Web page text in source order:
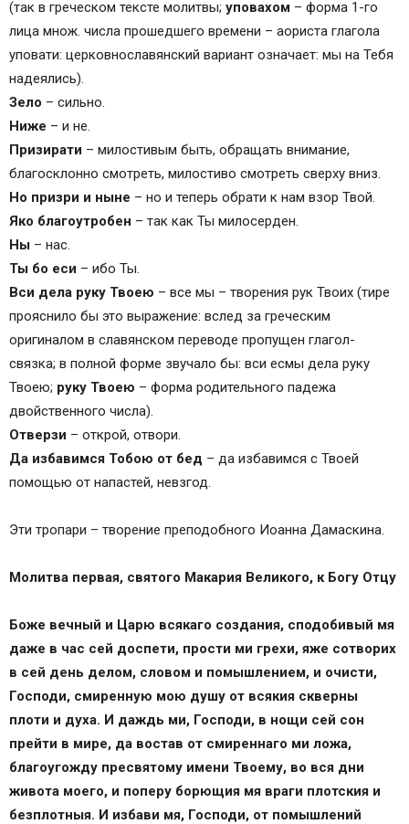
(так в греческом тексте молитвы; уповахом – форма 1-го
лица множ. числа прошедшего времени – аориста глагола
уповати: церковнославянский вариант означает: мы на Тебя
надеялись).
Зело – сильно.
Ниже – и не.
Призирати – милостивым быть, обращать внимание,
благосклонно смотреть, милостиво смотреть сверху вниз.
Но призри и ныне – но и теперь обрати к нам взор Твой.
Яко благоутробен – так как Ты милосерден.
Ны – нас.
Ты бо еси – ибо Ты.
Вси дела руку Твоею – все мы – творения рук Твоих (тире
прояснило бы это выражение: вслед за греческим
оригиналом в славянском переводе пропущен глагол-
связка; в полной форме звучало бы: вси есмы дела руку
Твоею; руку Твоею – форма родительного падежа
двойственного числа).
Отверзи – открой, отвори.
Да избавимся Тобою от бед – да избавимся с Твоей
помощью от напастей, невзгод.
Эти тропари – творение преподобного Иоанна Дамаскина.
Молитва первая, святого Макария Великого, к Богу Отцу
Боже вечный и Царю всякаго создания, сподобивый мя
даже в час сей доспети, прости ми грехи, яже сотворих
в сей день делом, словом и помышлением, и очисти,
Господи, смиренную мою душу от всякия скверны
плоти и духа. И даждь ми, Господи, в нощи сей сон
прейти в мире, да востав от смиреннаго ми ложа,
благоугожду пресвятому имени Твоему, во вся дни
живота моего, и поперу борющия мя враги плотския и
безплотныя. И избави мя, Господи, от помышлений